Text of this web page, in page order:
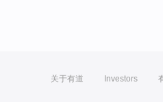
关于有道 Investors